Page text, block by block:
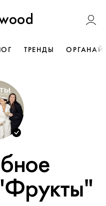
Weddywood
ТРЕНДЫ